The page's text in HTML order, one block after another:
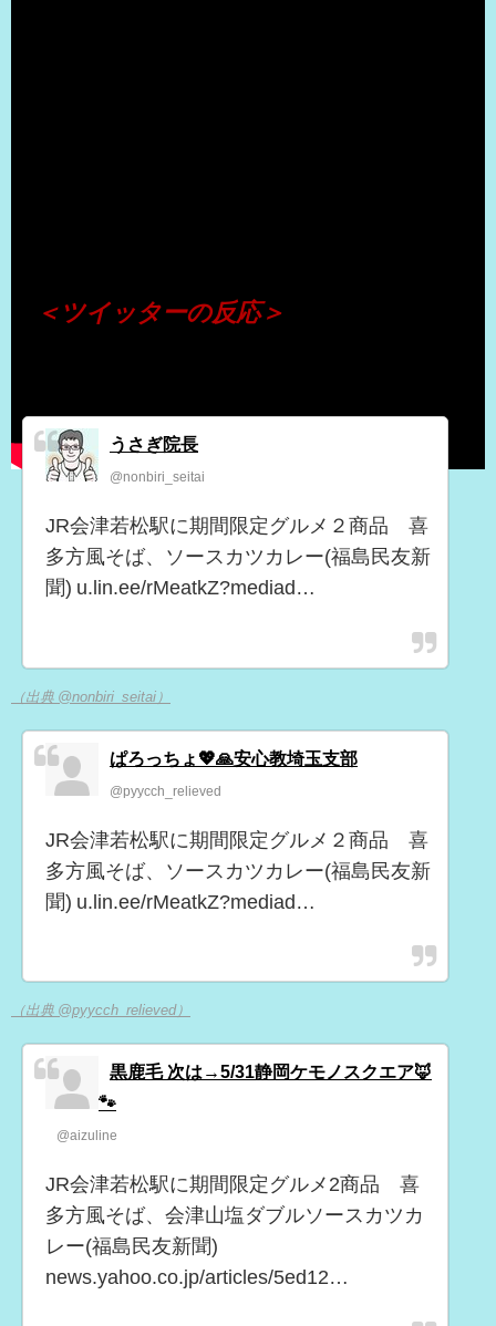
＜ツイッターの反応＞
うさぎ院長
@nonbiri_seitai
JR会津若松駅に期間限定グルメ２商品 喜
多方風そば、ソースカツカレー(福島民友新
聞) u.lin.ee/rMeatkZ?mediad…
（出典 @nonbiri_seitai）
ぱろっちょ💖🙏安心教埼玉支部
@pyycch_relieved
JR会津若松駅に期間限定グルメ２商品 喜
多方風そば、ソースカツカレー(福島民友新
聞) u.lin.ee/rMeatkZ?mediad…
（出典 @pyycch_relieved）
黒鹿毛 次は→5/31静岡ケモノスクエア🦊
🐾
@aizuline
JR会津若松駅に期間限定グルメ2商品 喜
多方風そば、会津山塩ダブルソースカツカ
レー(福島民友新聞)
news.yahoo.co.jp/articles/5ed12…